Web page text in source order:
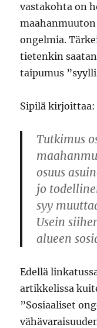
vastakohta on
ongelmia.
tietenkin
taipumus
Sipilä kirjoittaa:
Tutkimus
osuus
jo
syy
Usein
alueen
Edellä
artikkelissa
”Sosiaaliset